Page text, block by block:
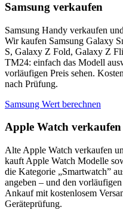
Samsung verkaufen
Samsung Handy verkaufen
Wir kaufen Samsung Galaxy
S, Galaxy Z Fold, Galaxy Z
TM24: einfach das Modell
vorläufigen Preis sehen.
nach Prüfung.
Samsung Wert berechnen
Apple Watch verkaufen
Alte Apple Watch verkaufen
kauft Apple Watch Modelle
die Kategorie „Smartwatch”
angeben – und den
Ankauf mit kostenlosem
Geräteprüfung.